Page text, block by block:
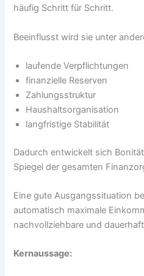
häufig Schritt für Schritt.
Beeinflusst wird sie unter
laufende Verpflichtungen
finanzielle Reserven
Zahlungsstruktur
Haushaltsorganisation
langfristige Stabilität
Dadurch entwickelt sich
Spiegel der gesamten
Eine gute Ausgangssituation
automatisch maximale
nachvollziehbare und
Kernaussage: